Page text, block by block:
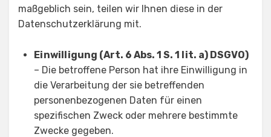
maßgeblich sein, teilen wir Ihnen diese in der
Datenschutzerklärung mit.
Einwilligung (Art. 6 Abs. 1 S. 1 lit. a) DSGVO)
– Die betroffene Person hat ihre Einwilligung in
die Verarbeitung der sie betreffenden
personenbezogenen Daten für einen
spezifischen Zweck oder mehrere bestimmte
Zwecke gegeben.